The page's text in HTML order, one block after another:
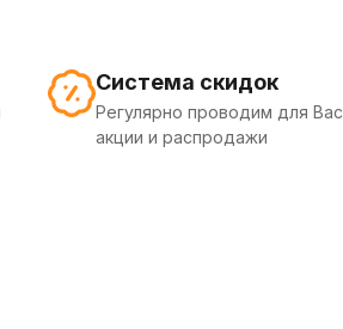
Система скидок
Регулярно проводим для Вас
акции и распродажи